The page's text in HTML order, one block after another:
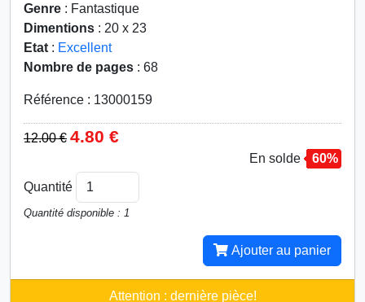
Genre : Fantastique
Dimentions : 20 x 23
Etat : Excellent
Nombre de pages : 68
Référence : 13000159
12.00 € 4.80 €
60%
En solde
Quantité
Quantité disponible : 1
Ajouter au panier
Attention : dernière pièce!